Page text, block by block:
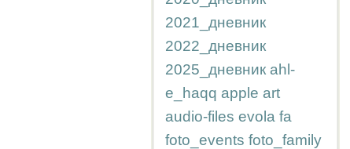
2021_дневник
2022_дневник
2025_дневник ahl-
e_haqq apple art
audio-files evola fa
foto_events foto_family